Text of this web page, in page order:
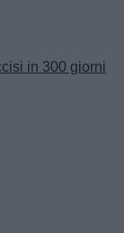
in 300 giorni